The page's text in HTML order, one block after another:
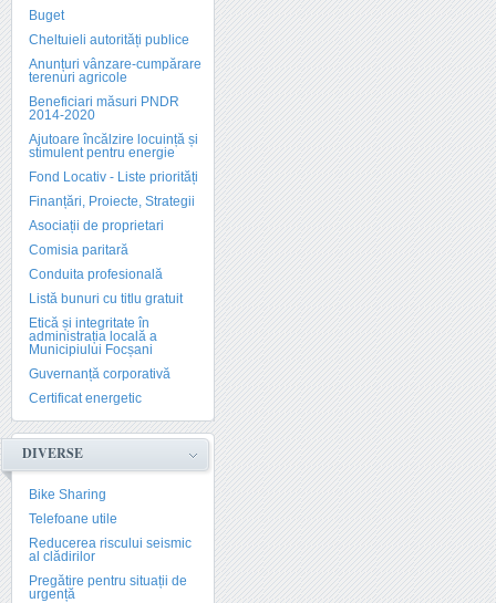
Buget
Cheltuieli autorități publice
Anunțuri vânzare-cumpărare
terenuri agricole
Beneficiari măsuri PNDR
2014-2020
Ajutoare încălzire locuință și
stimulent pentru energie
Fond Locativ - Liste priorități
Finanțări, Proiecte, Strategii
Asociații de proprietari
Comisia paritară
Conduita profesională
Listă bunuri cu titlu gratuit
Etică și integritate în
administrația locală a
Municipiului Focșani
Guvernanță corporativă
Certificat energetic
DIVERSE
Bike Sharing
Telefoane utile
Reducerea riscului seismic
al clădirilor
Pregătire pentru situații de
urgență